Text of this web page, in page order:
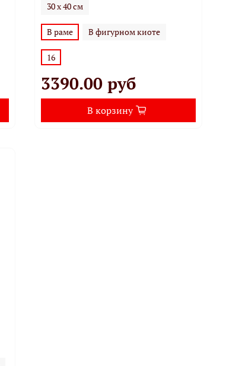
30 х 40 см
В раме В фигурном киоте
16
3390.00 руб
В корзину